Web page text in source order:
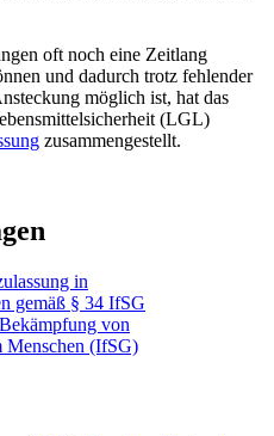
oft noch eine Zeitlang
und dadurch trotz fehlender
möglich ist, hat das
(LGL)
zusammengestellt.
in
gemäß § 34 IfSG
von
Menschen (IfSG)